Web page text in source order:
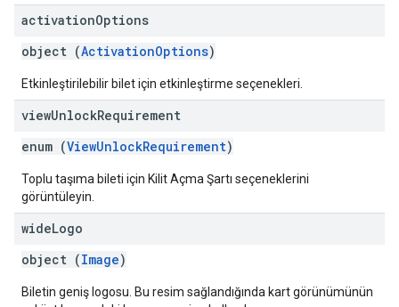
activationOptions
object (ActivationOptions)
Etkinleştirilebilir bilet için etkinleştirme seçenekleri.
viewUnlockRequirement
enum (ViewUnlockRequirement)
Toplu taşıma bileti için Kilit Açma Şartı seçeneklerini
görüntüleyin.
wideLogo
object (Image)
Biletin geniş logosu. Bu resim sağlandığında kart görünümünün